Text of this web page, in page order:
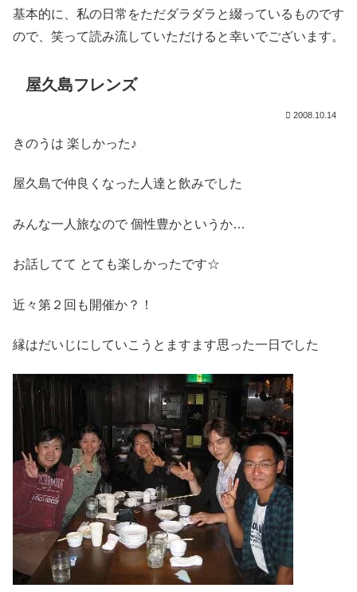
基本的に、私の日常をただダラダラと綴っているものです
ので、笑って読み流していただけると幸いでございます。
屋久島フレンズ
2008.10.14
きのうは 楽しかった♪
屋久島で仲良くなった人達と飲みでした
みんな一人旅なので 個性豊かというか…
お話してて とても楽しかったです☆
近々第２回も開催か？！
縁はだいじにしていこうとますます思った一日でした